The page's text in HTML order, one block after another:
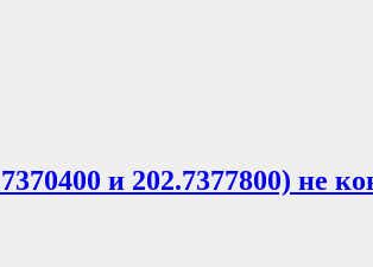
и 202.7377800) не